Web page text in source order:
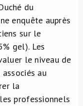
du
enquête auprès
sur le
gel). Les
le niveau de
au
la
professionnels